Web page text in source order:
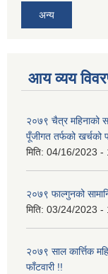
अन्य
आय व्यय
२०७९ चैत्र महिनाको
पूँजीगत तर्फको खर्चको
मिति: 04/16/2023 -
२०७९ फाल्गुनको
मिति: 03/24/2023 -
२०७९ साल कार्त्तिक
फाँटवारी !!